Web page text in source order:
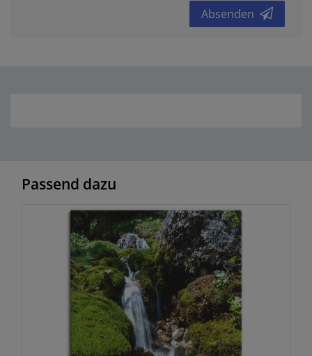
Absenden
Passend dazu